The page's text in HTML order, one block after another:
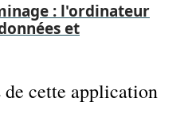
: l'ordinateur
et
cette application